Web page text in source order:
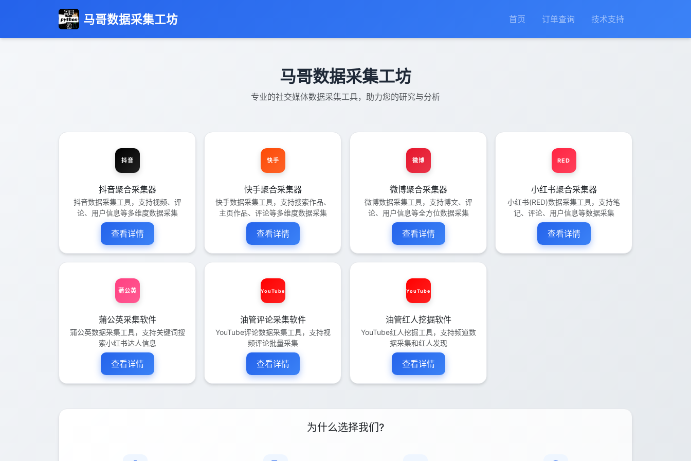
马哥数据采集工坊 首页 订单查询 技术支持
马哥数据采集工坊
专业的社交媒体数据采集工具，助力您的研究与分析
抖音
抖音聚合采集器
抖音数据采集工具，支持视频、评
论、用户信息等多维度数据采集
查看详情
快手
快手聚合采集器
快手数据采集工具，支持搜索作品、
主页作品、评论等多维度数据采集
查看详情
微博
微博聚合采集器
微博数据采集工具，支持博文、评
论、用户信息等全方位数据采集
查看详情
RED
小红书聚合采集器
小红书(RED)数据采集工具，支持笔
记、评论、用户信息等数据采集
查看详情
蒲公英
蒲公英采集软件
蒲公英数据采集工具，支持关键词搜
索小红书达人信息
查看详情
YouTube
油管评论采集软件
YouTube评论数据采集工具，支持视
频评论批量采集
查看详情
YouTube
油管红人挖掘软件
YouTube红人挖掘工具，支持频道数
据采集和红人发现
查看详情
为什么选择我们?